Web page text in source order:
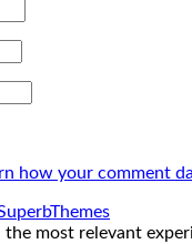
how your comment
most relevant